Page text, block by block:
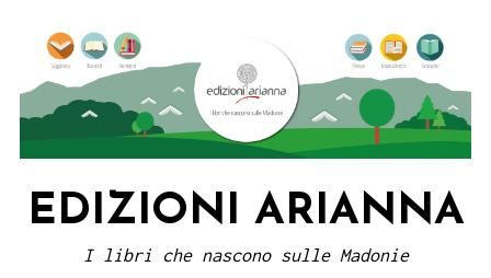
content
EDIZIONI ARIANNA
I libri che nascono sulle Madonie